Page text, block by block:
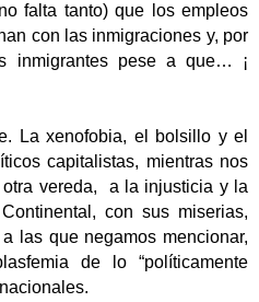
falta tanto) que los empleos
con las inmigraciones y, por
inmigrantes pese a que… ¡
La xenofobia, el bolsillo y el
capitalistas, mientras nos
vereda, a la injusticia y la
con sus miserias,
las que negamos mencionar,
de lo “políticamente